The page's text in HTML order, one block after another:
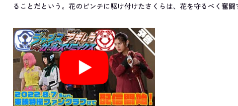
ることだという。花のピンチに駆け付けたさくらは、花を守るべく奮